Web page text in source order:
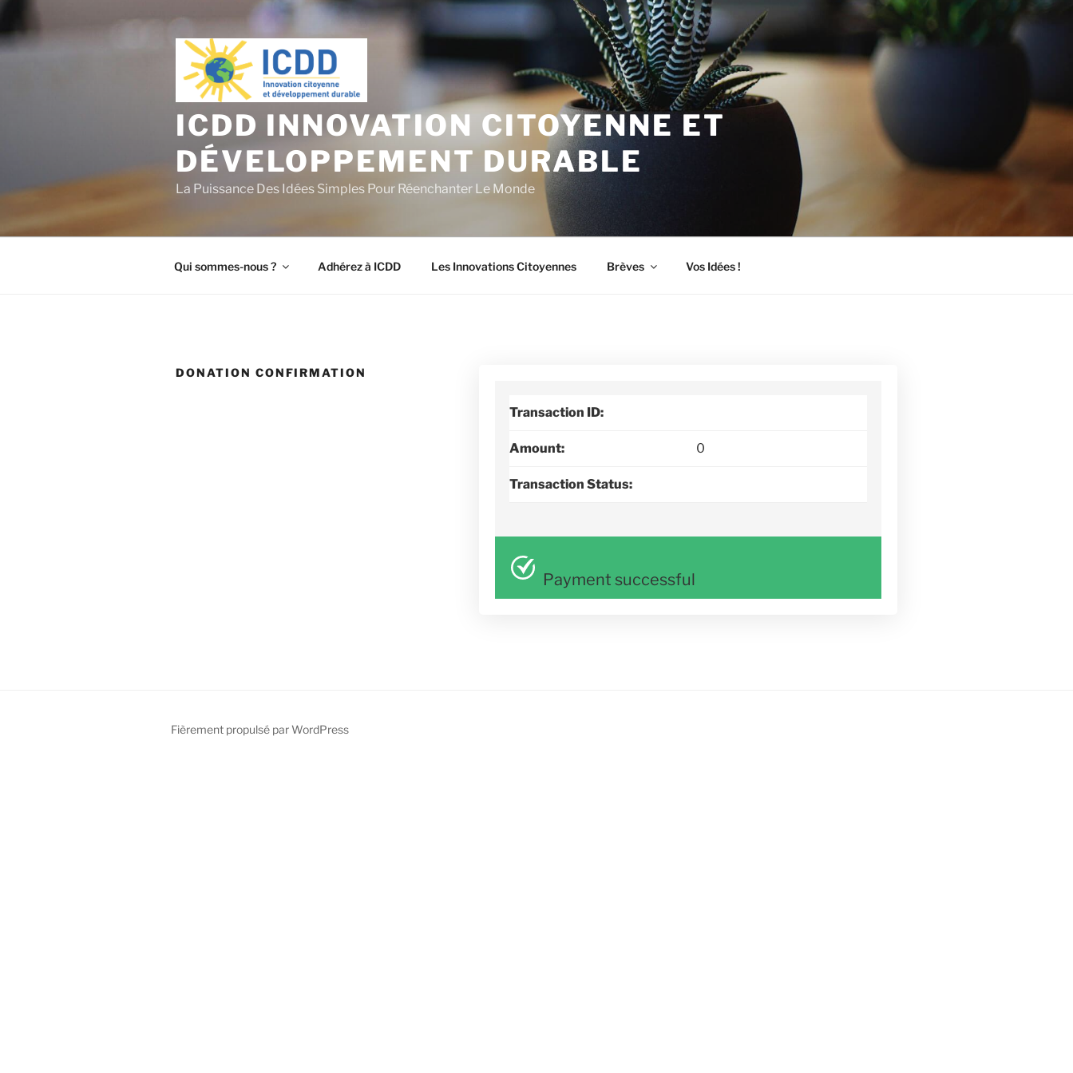
contenu
ICDD INNOVATION CITOYENNE ET
DÉVELOPPEMENT DURABLE
La Puissance Des Idées Simples Pour Réenchanter Le Monde
Qui sommes-nous ? Adhérez à ICDD Les Innovations Citoyennes Brèves Vos Idées !
DONATION CONFIRMATION
Transaction ID:
Amount: 0
Transaction Status:
Payment successful
Fièrement propulsé par WordPress